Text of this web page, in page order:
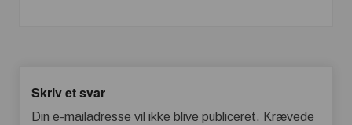
Skriv et svar
Din e-mailadresse vil ikke blive publiceret. Krævede